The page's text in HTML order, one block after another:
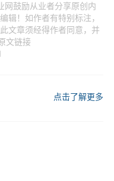
网鼓励从业者分享原创内
辑！如作者有特别标注，
文章须经得作者同意，并
文链接
点击了解更多